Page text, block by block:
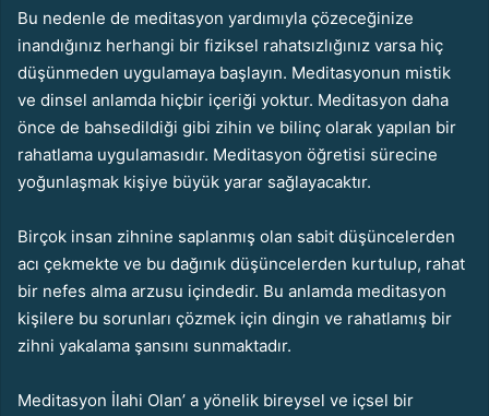
Bu nedenle de meditasyon yardımıyla çözeceğinize
inandığınız herhangi bir fiziksel rahatsızlığınız varsa hiç
düşünmeden uygulamaya başlayın. Meditasyonun mistik
ve dinsel anlamda hiçbir içeriği yoktur. Meditasyon daha
önce de bahsedildiği gibi zihin ve bilinç olarak yapılan bir
rahatlama uygulamasıdır. Meditasyon öğretisi sürecine
yoğunlaşmak kişiye büyük yarar sağlayacaktır.
Birçok insan zihnine saplanmış olan sabit düşüncelerden
acı çekmekte ve bu dağınık düşüncelerden kurtulup, rahat
bir nefes alma arzusu içindedir. Bu anlamda meditasyon
kişilere bu sorunları çözmek için dingin ve rahatlamış bir
zihni yakalama şansını sunmaktadır.
Meditasyon İlahi Olan’ a yönelik bireysel ve içsel bir